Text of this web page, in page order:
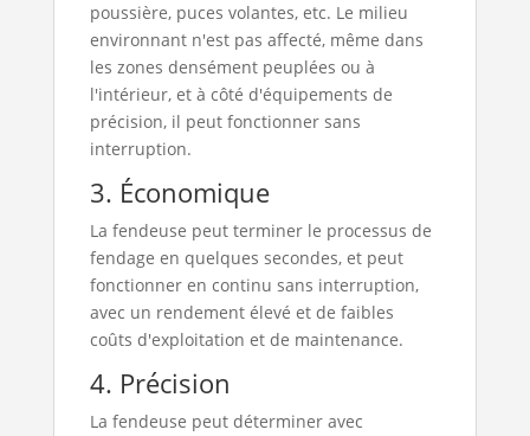
poussière, puces volantes, etc. Le milieu
environnant n'est pas affecté, même dans
les zones densément peuplées ou à
l'intérieur, et à côté d'équipements de
précision, il peut fonctionner sans
interruption.
3. Économique
La fendeuse peut terminer le processus de
fendage en quelques secondes, et peut
fonctionner en continu sans interruption,
avec un rendement élevé et de faibles
coûts d'exploitation et de maintenance.
4. Précision
La fendeuse peut déterminer avec